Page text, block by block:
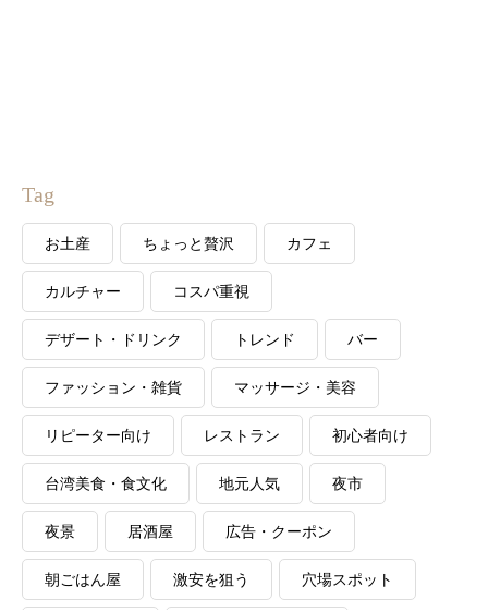
Tag
お土産 ちょっと贅沢 カフェ
カルチャー コスパ重視
デザート・ドリンク トレンド バー
ファッション・雑貨 マッサージ・美容
リピーター向け レストラン 初心者向け
台湾美食・食文化 地元人気 夜市
夜景 居酒屋 広告・クーポン
朝ごはん屋 激安を狙う 穴場スポット